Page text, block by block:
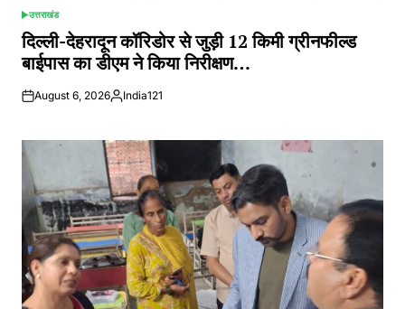
POSTED
IN
उत्तराखंड
दिल्ली-देहरादून कॉरिडोर से जुड़ी 12 किमी ग्रीनफील्ड
बाईपास का डीएम ने किया निरीक्षण…
August 6, 2026Posted
India121